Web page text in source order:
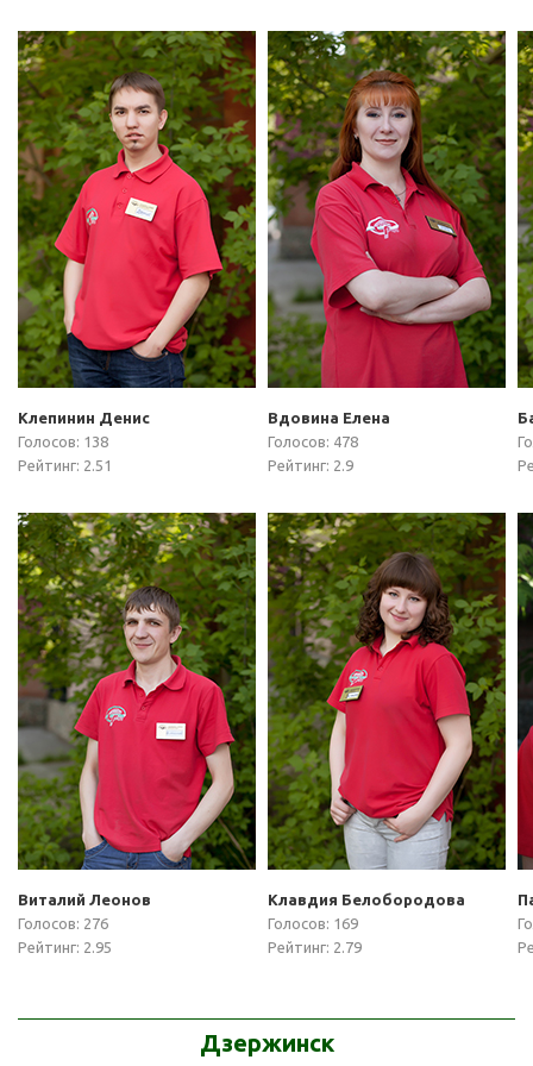
Клепинин Денис
Голосов: 138
Рейтинг: 2.51
Вдовина Елена
Голосов: 478
Рейтинг: 2.9
Виталий Леонов
Голосов: 276
Рейтинг: 2.95
Клавдия Белобородова
Голосов: 169
Рейтинг: 2.79
Дзержинск